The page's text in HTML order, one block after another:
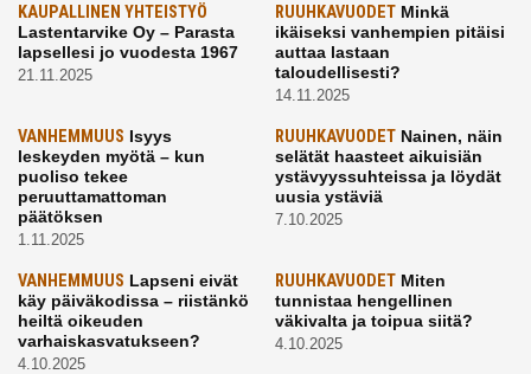
KAUPALLINEN YHTEISTYÖ
Lastentarvike Oy – Parasta
lapsellesi jo vuodesta 1967
21.11.2025
RUUHKAVUODETMinkä
ikäiseksi vanhempien pitäisi
auttaa lastaan
taloudellisesti?
14.11.2025
VANHEMMUUS Isyys
leskeyden myötä – kun
puoliso tekee
peruuttamattoman
päätöksen
1.11.2025
RUUHKAVUODETNainen, näin
selätät haasteet aikuisiän
ystävyyssuhteissa ja löydät
uusia ystäviä
7.10.2025
VANHEMMUUS Lapseni eivät
käy päiväkodissa – riistänkö
heiltä oikeuden
varhaiskasvatukseen?
4.10.2025
RUUHKAVUODETMiten
tunnistaa hengellinen
väkivalta ja toipua siitä?
4.10.2025